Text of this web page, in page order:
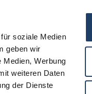
soziale Medien
geben wir
Medien, Werbung
weiteren Daten
der Dienste